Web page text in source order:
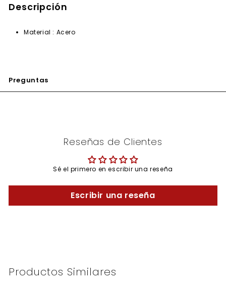
Descripción
Material : Acero
Preguntas
Reseñas de Clientes
Sé el primero en escribir una reseña
Escribir una reseña
Productos Similares